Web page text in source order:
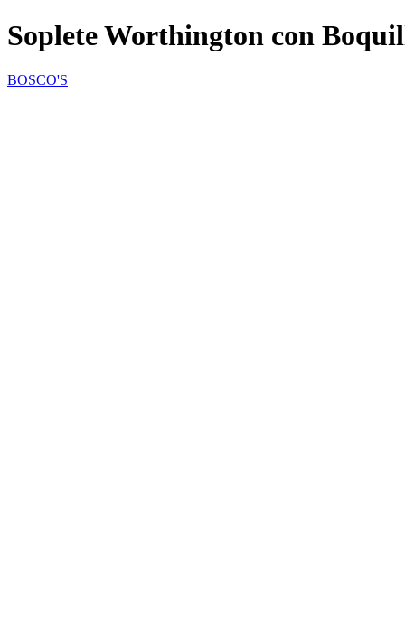
Soplete Worthington con
BOSCO'S